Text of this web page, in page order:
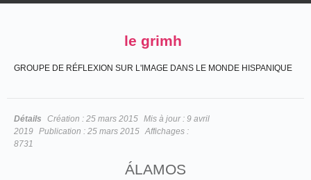
le grimh
GROUPE DE RÉFLEXION SUR L'IMAGE DANS LE MONDE HISPANIQUE
Détails Création : 25 mars 2015 Mis à jour : 9 avril
2019 Publication : 25 mars 2015 Affichages :
8731
ÁLAMOS